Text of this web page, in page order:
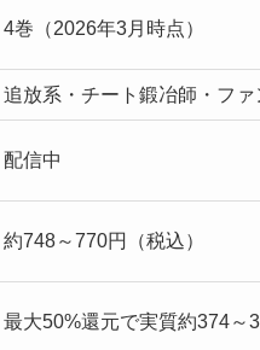
4巻（2026年3月時点）
追放系・チート鍛冶師・フ
配信中
約748～770円（税込）
最大50%還元で実質約374～